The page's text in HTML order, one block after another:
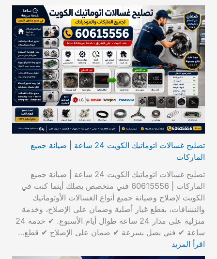
تصليح غسالات اتوماتيك الكويت 24 ساعة | صيانة جميع
الماركات
تصليح غسالات اتوماتيك الكويت 24 ساعة | صيانة جميع
الماركات | 60615556 فني متخصص يصلك أينما كنت في
الكويت لإصلاح وصيانة جميع أنواع الغسالات الأوتوماتيك
والنشافات، بقطع غيار أصلية وضمان على الإصلاح، وخدمة
منزلية على مدار 24 ساعة طوال أيام الأسبوع. ✔ خدمة 24
ساعة ✔ فني يصل بسرعة ✔ ضمان على الإصلاح ✔ قطع…
اقرأ المزيد